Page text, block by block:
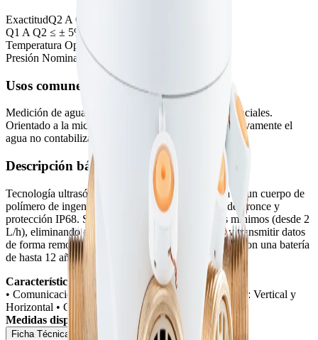
ExactitudQ2 A Q4 ≤ ± 2%
Q1 A Q2 ≤ ± 5%
Temperatura Operacional
Presión Nominal
16bar
Usos comunes:
Medición de agua potable fría en aplicaciones residenciales.
Orientado a la micro-medición para reducir significativamente el
agua no contabilizada.
Descripción básica:
Tecnología ultrasónica sin partes móviles montada en un cuerpo de
polímero de ingeniería (PPS) con robustas roscas de bronce y
protección IP68. Su diseño permite detectar flujos minimos (desde 2
L/h), eliminando el registro de aire en las tuberías y transmitir datos
de forma remota, asegurando una facturación exacta con una batería
de hasta 12 años de vida.
Características del producto:
• Comunicación: LoRaWAN. •Posición de instalación: Vertical y
Horizontal • Certificación: ISO 4064/ OIML.
Medidas disponibles:
1/2”, 3/4”.
Ficha Técnica
Regresar